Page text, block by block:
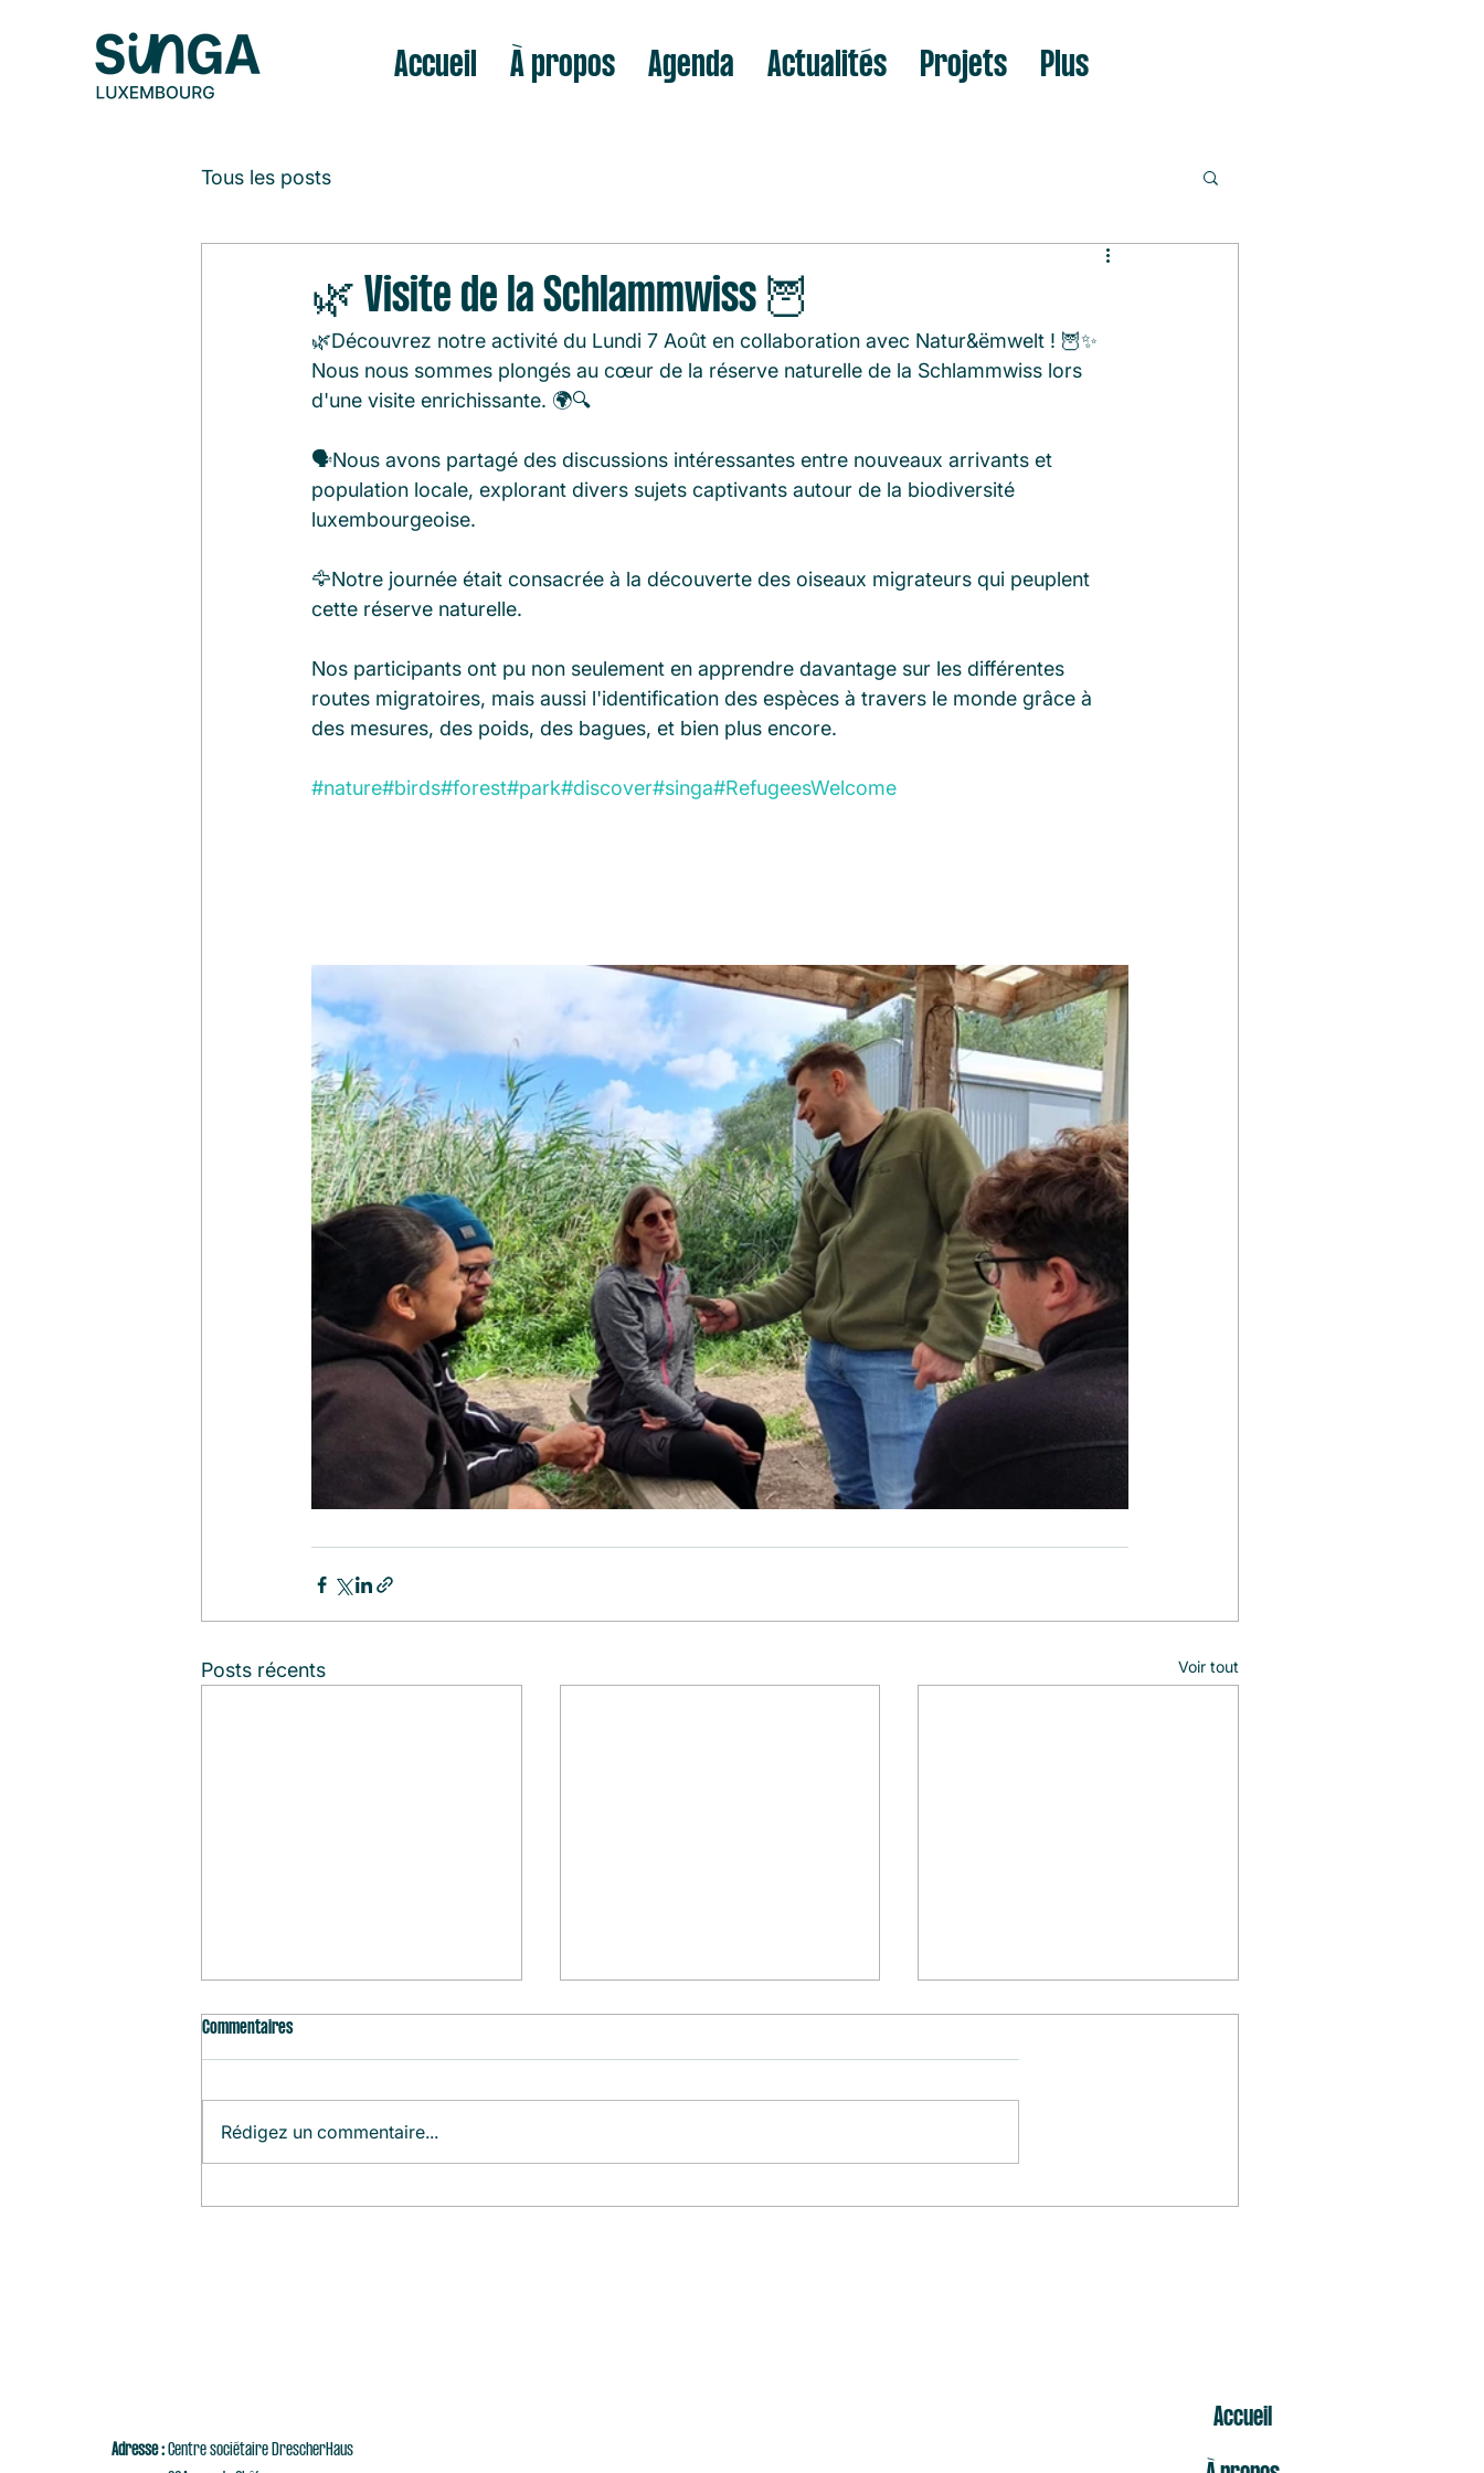
Accueil À propos Agenda Actualités Projets Plus
Tous les posts
🌿 Visite de la Schlammwiss 🦉
🌿Découvrez notre activité du Lundi 7 Août en collaboration avec Natur&ëmwelt ! 🦉✨
Nous nous sommes plongés au cœur de la réserve naturelle de la Schlammwiss lors
d'une visite enrichissante. 🌍🔍
🗣️Nous avons partagé des discussions intéressantes entre nouveaux arrivants et
population locale, explorant divers sujets captivants autour de la biodiversité
luxembourgeoise.
🦅Notre journée était consacrée à la découverte des oiseaux migrateurs qui peuplent
cette réserve naturelle.
Nos participants ont pu non seulement en apprendre davantage sur les différentes
routes migratoires, mais aussi l'identification des espèces à travers le monde grâce à
des mesures, des poids, des bagues, et bien plus encore.
#nature#birds#forest#park#discover#singa#RefugeesWelcome
Posts récents Voir tout
Agenda du Mois (Août)
Commentaires
Rédigez un commentaire...
Adresse :Centre sociétaire DrescherHaus
Accueil